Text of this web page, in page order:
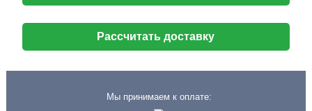
Рассчитать доставку
Мы принимаем к оплате: